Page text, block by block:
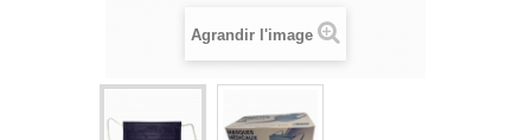
Agrandir l'image